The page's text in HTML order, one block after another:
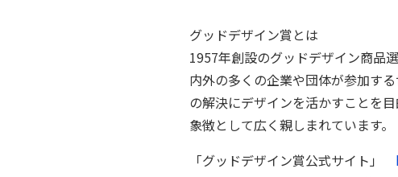
グッドデザイン賞とは
1957年創設のグッドデザイン商品
内外の多くの企業や団体が参加す
の解決にデザインを活かすことを
象徴として広く親しまれています。
「グッドデザイン賞公式サイト」